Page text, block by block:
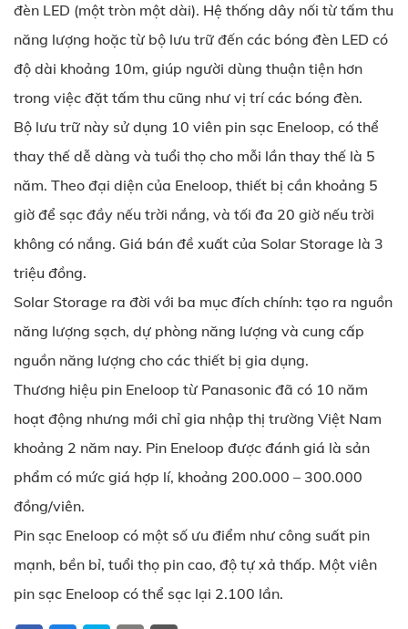
đèn LED (một tròn một dài). Hệ thống dây nối từ tấm thu
năng lượng hoặc từ bộ lưu trữ đến các bóng đèn LED có
độ dài khoảng 10m, giúp người dùng thuận tiện hơn
trong việc đặt tấm thu cũng như vị trí các bóng đèn.
Bộ lưu trữ này sử dụng 10 viên pin sạc Eneloop, có thể
thay thế dễ dàng và tuổi thọ cho mỗi lần thay thế là 5
năm. Theo đại diện của Eneloop, thiết bị cần khoảng 5
giờ để sạc đầy nếu trời nắng, và tối đa 20 giờ nếu trời
không có nắng. Giá bán đề xuất của Solar Storage là 3
triệu đồng.
Solar Storage ra đời với ba mục đích chính: tạo ra nguồn
năng lượng sạch, dự phòng năng lượng và cung cấp
nguồn năng lượng cho các thiết bị gia dụng.
Thương hiệu pin Eneloop từ Panasonic đã có 10 năm
hoạt động nhưng mới chỉ gia nhập thị trường Việt Nam
khoảng 2 năm nay. Pin Eneloop được đánh giá là sản
phẩm có mức giá hợp lí, khoảng 200.000 – 300.000
đồng/viên.
Pin sạc Eneloop có một số ưu điểm như công suất pin
mạnh, bền bỉ, tuổi thọ pin cao, độ tự xả thấp. Một viên
pin sạc Eneloop có thể sạc lại 2.100 lần.